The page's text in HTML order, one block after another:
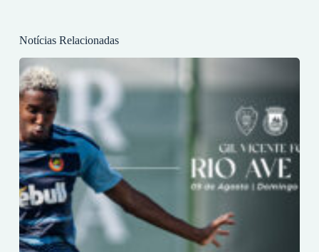
Notícias Relacionadas